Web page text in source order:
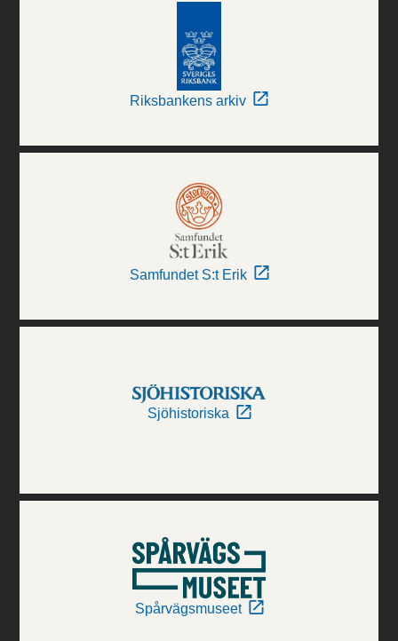
Riksbankens arkiv
Samfundet S:t Erik
Sjöhistoriska
Spårvägsmuseet